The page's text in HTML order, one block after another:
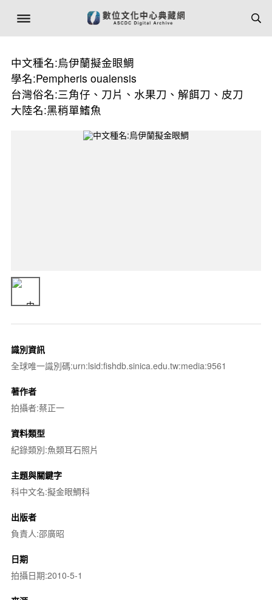
中文種名:烏伊蘭擬金眼鯛
學名:Pempheris oualensis
台灣俗名:三角仔、刀片、水果刀、解餌刀、皮刀
大陸名:黑稍單鰭魚
識別資訊
全球唯一識別碼:urn:lsid:fishdb.sinica.edu.tw:media:9561
著作者
拍攝者:蔡正一
資料類型
紀錄類別:魚類耳石照片
主題與關鍵字
科中文名:擬金眼鯛科
出版者
負責人:邵廣昭
日期
拍攝日期:2010-5-1